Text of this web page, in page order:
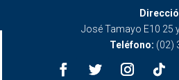
José Tamayo E10 25
Teléfono: (02)